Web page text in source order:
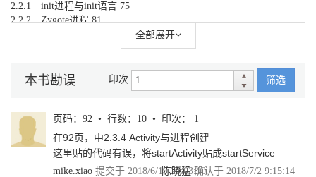
2.2.1 init进程与init语言 75
2.2.2 Zygote进程 81
2.3.2 进程与线程 88
2.3.3 ActivityManagerService 89
2.3.5 Service与进程创建 94
2.3.6 ContentProvider与进程创建 96
2.3.7 BroadcastReceiver与进程创建 97
2.3.8 参考资料与推荐读物 99
全部展开
本书勘误 印次 筛选
页码：92 • 行数：10 • 印次： 1
在92页，中2.3.4 Activity与进程创建
这里贴的代码有误，将startActivity贴成startService
mike.xiao 提交于 2018/6/19 20:03:10
陈晓猛确认于 2018/7/2 9:15:14